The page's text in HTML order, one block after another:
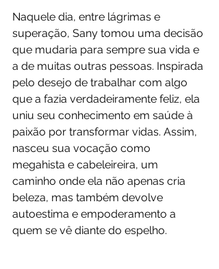
Naquele dia, entre lágrimas e
superação, Sany tomou uma decisão
que mudaria para sempre sua vida e
a de muitas outras pessoas. Inspirada
pelo desejo de trabalhar com algo
que a fazia verdadeiramente feliz, ela
uniu seu conhecimento em saúde à
paixão por transformar vidas. Assim,
nasceu sua vocação como
megahista e cabeleireira, um
caminho onde ela não apenas cria
beleza, mas também devolve
autoestima e empoderamento a
quem se vê diante do espelho.